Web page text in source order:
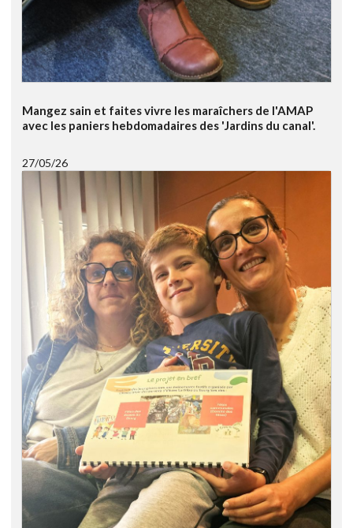
Mangez sain et faites vivre les maraîchers de l'AMAP
avec les paniers hebdomadaires des 'Jardins du canal'.
27/05/26